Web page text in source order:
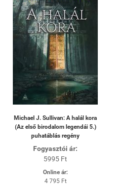
Michael J. Sullivan: A halál kora
(Az első birodalom legendái 5.)
puhatáblás regény
Fogyasztói ár:
5995 Ft
Online ár:
4 795 Ft